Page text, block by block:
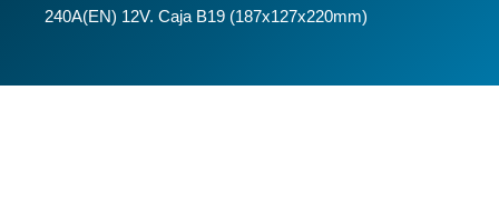
240A(EN) 12V. Caja B19 (187x127x220mm)